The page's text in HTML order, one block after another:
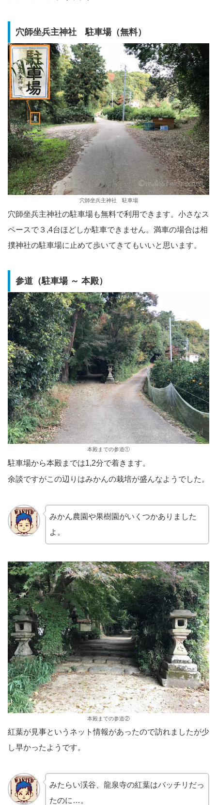
穴師坐兵主神社 駐車場（無料）
穴師坐兵主神社 駐車場
穴師坐兵主神社の駐車場も無料で利用できます。小さなス
ペースで３,4台ほどしか駐車できません。満車の場合は相
撲神社の駐車場に止めて歩いてきてもいいと思います。
参道（駐車場 ～ 本殿）
本殿までの参道①
駐車場から本殿までは1,2分で着きます。
余談ですがこの辺りはみかんの栽培が盛んなようでした。
みかん農園や果樹園がいくつかありました
よ。
本殿までの参道②
紅葉が見事というネット情報があったので訪れましたが少
し早かったようです。
みたらい渓谷、龍泉寺の紅葉はバッチリだっ
たのに…。